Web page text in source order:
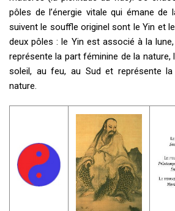
pôles de l’énergie vitale qui émane
suivent le souffle originel sont le Yin et
deux pôles : le Yin est associé à la
représente la part féminine de la nature,
soleil, au feu, au Sud et représente
nature.